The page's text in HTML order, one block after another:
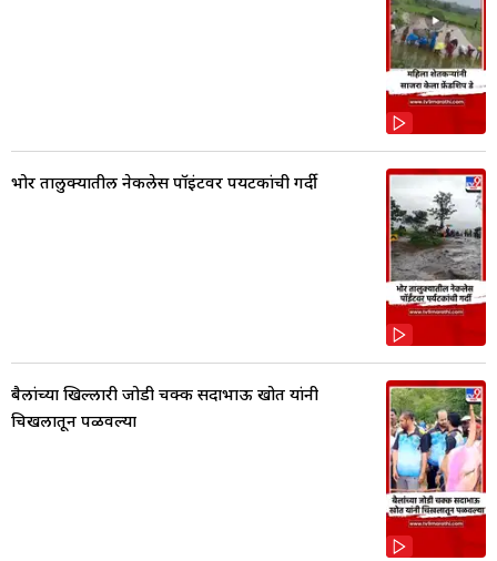
भोर तालुक्यातील नेकलेस पॉईंटवर पर्यटकांची गर्दी
बैलांच्या खिल्लारी जोडी चक्क सदाभाऊ खोत यांनी
चिखलातून पळवल्या